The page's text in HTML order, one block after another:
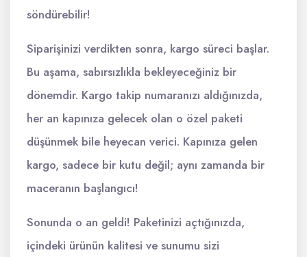
söndürebilir!
Siparişinizi verdikten sonra, kargo süreci başlar.
Bu aşama, sabırsızlıkla bekleyeceğiniz bir
dönemdir. Kargo takip numaranızı aldığınızda,
her an kapınıza gelecek olan o özel paketi
düşünmek bile heyecan verici. Kapınıza gelen
kargo, sadece bir kutu değil; aynı zamanda bir
maceranın başlangıcı!
Sonunda o an geldi! Paketinizi açtığınızda,
içindeki ürünün kalitesi ve sunumu sizi